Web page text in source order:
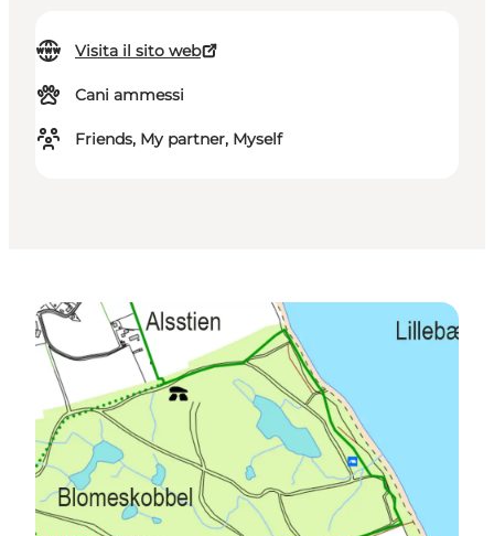
Visita il sito web
Cani ammessi
Friends, My partner, Myself